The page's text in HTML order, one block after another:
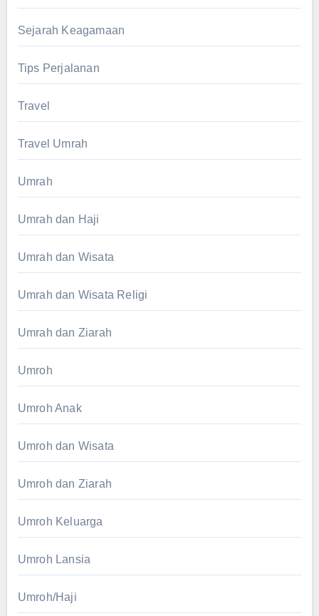
Sejarah Keagamaan
Tips Perjalanan
Travel
Travel Umrah
Umrah
Umrah dan Haji
Umrah dan Wisata
Umrah dan Wisata Religi
Umrah dan Ziarah
Umroh
Umroh Anak
Umroh dan Wisata
Umroh dan Ziarah
Umroh Keluarga
Umroh Lansia
Umroh/Haji